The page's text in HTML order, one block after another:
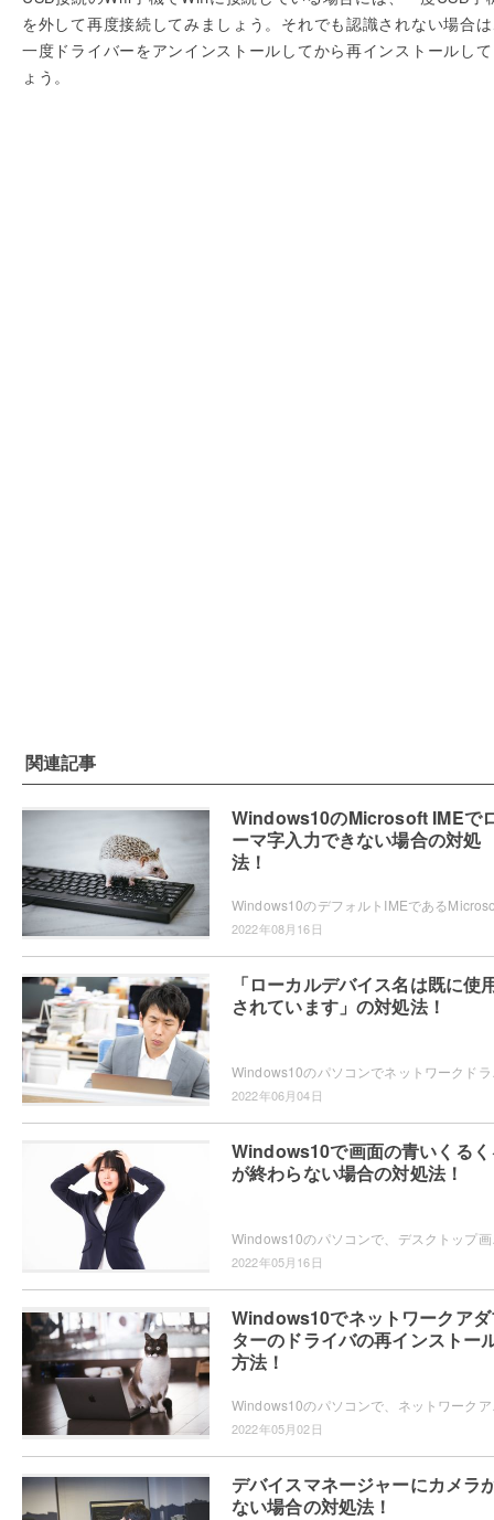
を外して再度接続してみましょう。それでも認識されない場合
一度ドライバーをアンインストールしてから再インストールし
ょう。
関連記事
Windows10のMicrosoft IMEで
ーマ字入力できない場合の対処
法！
2022年08月16日
「ローカルデバイス名は既に使
されています」の対処法！
2022年06月04日
Windows10で画面の青いくる
が終わらない場合の対処法！
Windows10のパソコンで、デスク
2022年05月16日
Windows10でネットワークア
ターのドライバの再インストー
方法！
2022年05月02日
デバイスマネージャーにカメラ
ない場合の対処法！